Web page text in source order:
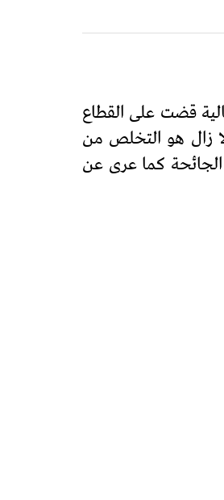
الرأسمالية قضت على القطاع
زال هو التخلص من
الجائحة كما عرى عن